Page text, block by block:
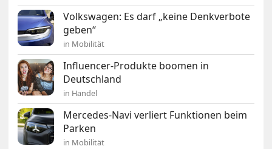
Volkswagen: Es darf „keine Denkverbote
geben“
in Mobilität
Influencer-Produkte boomen in
Deutschland
in Handel
Mercedes-Navi verliert Funktionen beim
Parken
in Mobilität